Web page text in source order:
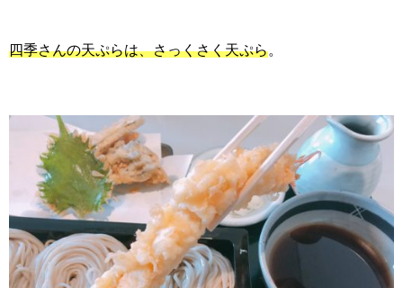
四季さんの天ぷらは、さっくさく天ぷら。